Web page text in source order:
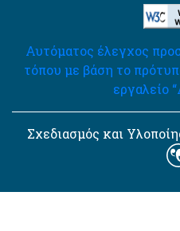
Αυτόματος έλεγχος
τόπου με βάση το
εργαλείο
Σχεδιασμός και